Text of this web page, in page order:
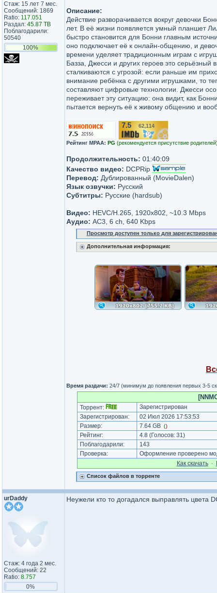
Стаж: 15 лет 7 мес.
Сообщений: 1869
Ratio: 117.051
Раздал: 45.87 TB
Поблагодарили:
50540
100%
Описание:
Действие разворачивается вокруг девочки
лет. В её жизни появляется умный планшет
быстро становится для Бонни главным
оно подключает её к онлайн-общению, и
времени уделяет традиционным играм с
Базза, Джесси и других героев это серьёзный
сталкиваются с угрозой: если раньше им
внимание ребёнка с другими игрушками, то
составляют цифровые технологии. Джесси
переживает эту ситуацию: она видит, как
пытается вернуть её к живому общению и
7.5 62,114
Рейтинг MPAA: PG (рекомендуется присутствие
Продолжительность: 01:40:09
Качество видео: DCPRip
Перевод: Дублированный (MovieDalen)
Язык озвучки: Русский
Субтитры: Русские (hardsub)
Видео: HEVC/H.265, 1920x802, ~10.3 Мbps
Аудио: АС3, 6 ch, 640 Kbps
Просмотр доступен только для
Дополнительная информация:
Время раздачи: 24/7 (минимум до появления первых 3-5
Торрент:
Зарегистрирован
Зарегистрирован:
02 Июл 2026 17:53:53
Размер:
7.64 GB ()
Рейтинг: 4.8 (Голосов: 31)
Поблагодарили:
143
Проверка:
Оформление проверено
Как cкачать·
Список файлов в торренте
urDaddy
Стаж: 4 года 2 мес.
Сообщений: 22
Ratio: 8.757
0%
Неужели кто то догадался выправлять цвета